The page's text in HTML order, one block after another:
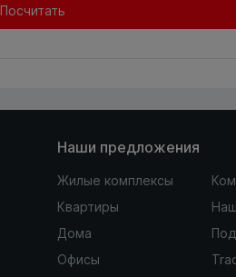
Посчитать
Наши предложения
Жилые комплексы
Квартиры
Дома
Офисы